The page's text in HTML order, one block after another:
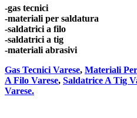
-gas tecnici
-materiali per saldatura
-saldatrici a filo
-saldatrici a tig
-materiali abrasivi
Gas Tecnici Varese, Materiali
A Filo Varese, Saldatrice A Tig
Varese.